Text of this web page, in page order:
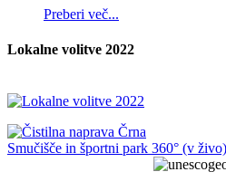
Preberi več...
Lokalne volitve 2022
Smučišče in športni park 360° (v živo)